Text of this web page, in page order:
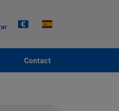
Contact